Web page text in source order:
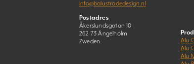
info@balustradedesign.nl
Postadres
Åkerslundsgatan 10
262 73 Ängelholm
Zweden
Alu
Alu
Alu